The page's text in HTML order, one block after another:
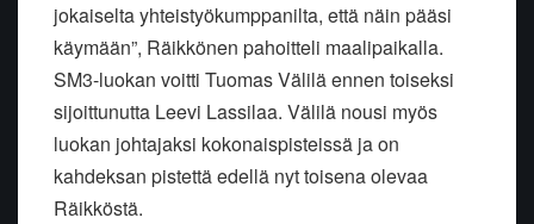
jokaiselta yhteistyökumppanilta, että näin pääsi
käymään”, Räikkönen pahoitteli maalipaikalla.
SM3-luokan voitti Tuomas Välilä ennen toiseksi
sijoittunutta Leevi Lassilaa. Välilä nousi myös
luokan johtajaksi kokonaispisteissä ja on
kahdeksan pistettä edellä nyt toisena olevaa
Räikköstä.